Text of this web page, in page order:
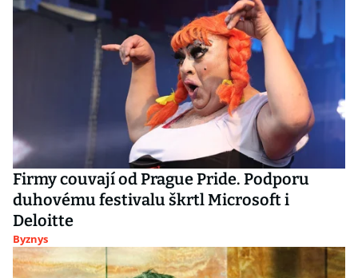
Firmy couvají od Prague Pride. Podporu
duhovému festivalu škrtl Microsoft i
Deloitte
Byznys